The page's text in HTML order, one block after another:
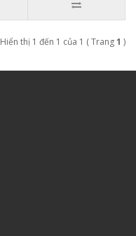
Hiển thị 1 đến 1 của 1 ( Trang1 )